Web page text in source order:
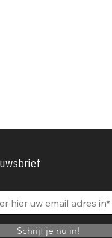
Schrijf je nu in!